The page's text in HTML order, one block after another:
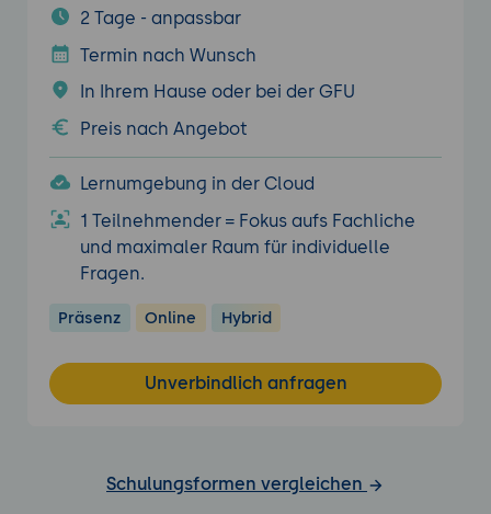
2 Tage - anpassbar
Termin nach Wunsch
In Ihrem Hause oder bei der GFU
Preis nach Angebot
Lernumgebung in der Cloud
1 Teilnehmender = Fokus aufs Fachliche
und maximaler Raum für individuelle
Fragen.
Präsenz Online Hybrid
Unverbindlich anfragen
Schulungsformen vergleichen